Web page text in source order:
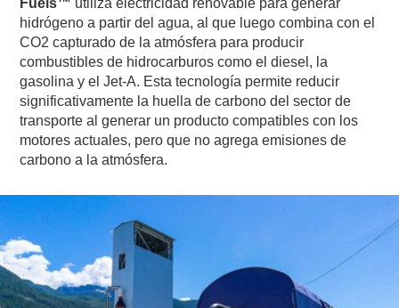
hidrógeno a partir del agua, al que luego combina con el
CO2 capturado de la atmósfera para producir
combustibles de hidrocarburos como el diesel, la
gasolina y el Jet-A. Esta tecnología permite reducir
significativamente la huella de carbono del sector de
transporte al generar un producto compatibles con los
motores actuales, pero que no agrega emisiones de
carbono a la atmósfera.